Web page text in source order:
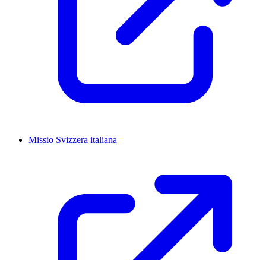
Missio Svizzera italiana